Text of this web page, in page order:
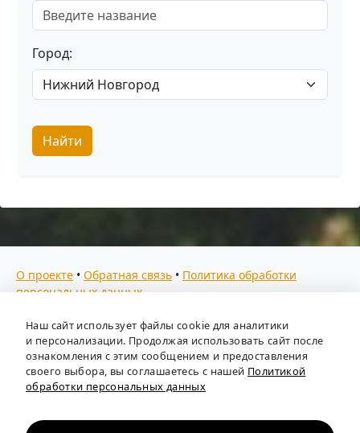
Город:
Найти
О проекте • Обратная связь • Политика обработки
персональных данных
Мы собираем отзывы, составляем рейтинги и
предоставляем всю информацию о кадровых агентствах
России. Также анализируем ключевые тенденции рынка
труда: отслеживаем динамику зарплат, уровень
безработицы и общую обстановку в отрасли, чтобы вы
Наш сайт использует файлы cookie для аналитики
и персонализации. Продолжая использовать сайт после
ознакомления с этим сообщением и предоставления
своего выбора, вы соглашаетесь с нашей Политикой
обработки персональных данных